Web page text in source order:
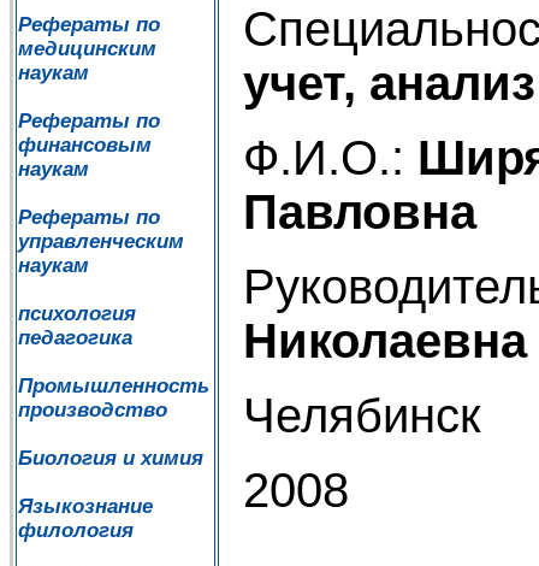
Рефераты по
медицинским
наукам
Рефераты по
финансовым
наукам
Рефераты по
управленческим
наукам
психология
педагогика
Промышленность
производство
Биология и химия
Языкознание
филология
учет,
Ф.И.О.:
Павловна
Николаевна
Челябинск
2008